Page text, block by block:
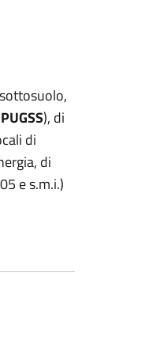
), di
di
di
e s.m.i.)